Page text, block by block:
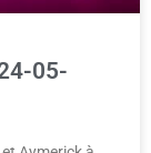
05-